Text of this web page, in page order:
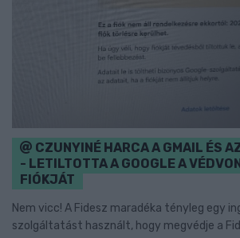
CZUNYINÉ HARCA A GMAIL ÉS
- LETILTOTTA A GOOGLE A
FIÓKJÁT
Nem vicc! A Fidesz maradéka tényleg egy
szolgáltatást használt, hogy megvédje a